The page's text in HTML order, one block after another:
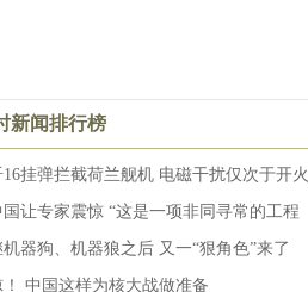
新闻排行榜
16挂弹拦截荷兰舰机 电磁干扰仅次于开火
国让专家震惊 “这是一项非同寻常的工程
机器狗、机器狼之后 又一“狠角色”来了
！ 中国这样为核大战做准备